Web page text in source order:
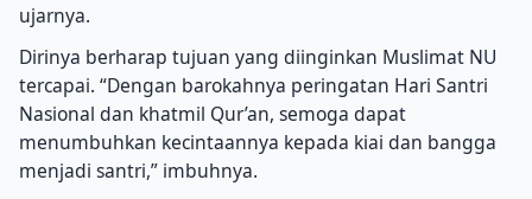
ujarnya.
Dirinya berharap tujuan yang diinginkan Muslimat NU
tercapai. “Dengan barokahnya peringatan Hari Santri
Nasional dan khatmil Qur’an, semoga dapat
menumbuhkan kecintaannya kepada kiai dan bangga
menjadi santri,” imbuhnya.